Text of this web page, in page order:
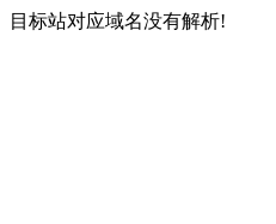
目标站对应域名没有解析!